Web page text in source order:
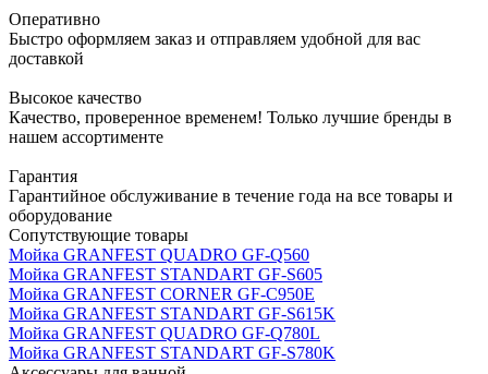
Оперативно
Быстро оформляем заказ и отправляем удобной для вас
доставкой
Высокое качество
Качество, проверенное временем! Только лучшие бренды в
нашем ассортименте
Гарантия
Гарантийное обслуживание в течение года на все товары и
оборудование
Сопутствующие товары
Мойка GRANFEST QUADRO GF-Q560
Мойка GRANFEST STANDART GF-S605
Мойка GRANFEST CORNER GF-C950E
Мойка GRANFEST STANDART GF-S615K
Мойка GRANFEST QUADRO GF-Q780L
Мойка GRANFEST STANDART GF-S780K